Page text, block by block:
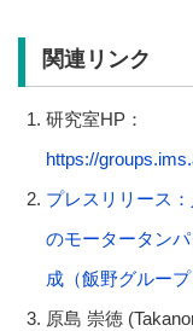
関連リンク
研究室HP：
https://
プレスリリース
のモータータン
成（飯野グループ
原島 崇徳